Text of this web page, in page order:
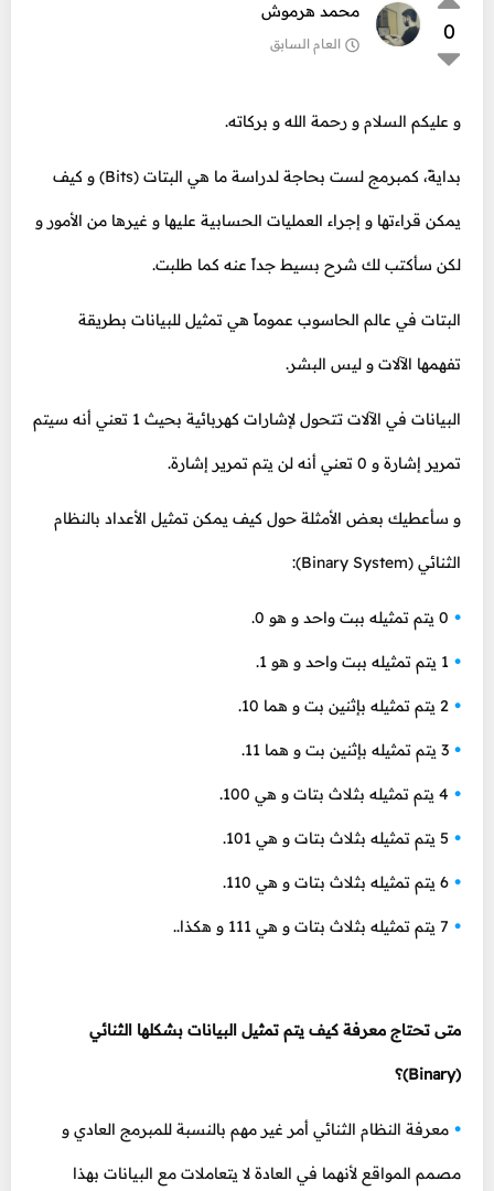
0
محمد هرموش
العام السابق
و عليكم السلام و رحمة الله و بركاته.
بدايةً، كمبرمج لست بحاجة لدراسة ما هي البتات (Bits) و كيف
يمكن قراءتها و إجراء العمليات الحسابية عليها و غيرها من الأمور و
لكن سأكتب لك شرح بسيط جداً عنه كما طلبت.
البتات في عالم الحاسوب عموماً هي تمثيل للبيانات بطريقة
تفهمها الآلات و ليس البشر.
البيانات في الآلات تتحول لإشارات كهربائية بحيث 1 تعني أنه سيتم
تمرير إشارة و 0 تعني أنه لن يتم تمرير إشارة.
و سأعطيك بعض الأمثلة حول كيف يمكن تمثيل الأعداد بالنظام
الثنائي (Binary System):
0 يتم تمثيله ببت واحد و هو 0.
1 يتم تمثيله ببت واحد و هو 1.
2 يتم تمثيله بإثنين بت و هما 10.
3 يتم تمثيله بإثنين بت و هما 11.
4 يتم تمثيله بثلاث بتات و هي 100.
5 يتم تمثيله بثلاث بتات و هي 101.
6 يتم تمثيله بثلاث بتات و هي 110.
7 يتم تمثيله بثلاث بتات و هي 111 و هكذا..
متى تحتاج معرفة كيف يتم تمثيل البيانات بشكلها الثنائي
(Binary)؟
معرفة النظام الثنائي أمر غير مهم بالنسبة للمبرمج العادي و
مصمم المواقع لأنهما في العادة لا يتعاملات مع البيانات بهذا